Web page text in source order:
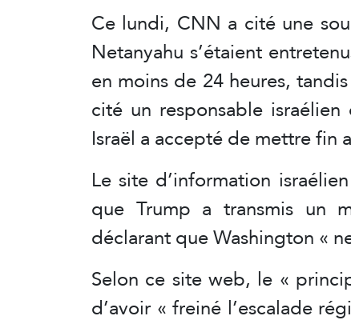
Ce lundi, CNN a cité une
Netanyahu s’étaient
en moins de 24 heures,
cité un responsable
Israël a accepté de mettre fin
Le site d’information
que Trump a transmis un
déclarant que Washington «
Selon ce site web, le «
d’avoir « freiné l’escalade